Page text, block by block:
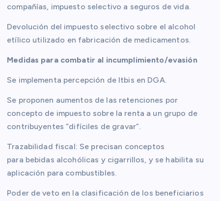
compañías, impuesto selectivo a seguros de vida.
Devolución del impuesto selectivo sobre el alcohol
etílico utilizado en fabricación de medicamentos.
Medidas para combatir al incumplimiento/evasión
Se implementa percepción de Itbis en DGA.
Se proponen aumentos de las retenciones por
concepto de impuesto sobre la renta a un grupo de
contribuyentes “difíciles de gravar”.
Trazabilidad fiscal: Se precisan conceptos
para bebidas alcohólicas y cigarrillos, y se habilita su
aplicación para combustibles.
Poder de veto en la clasificación de los beneficiarios